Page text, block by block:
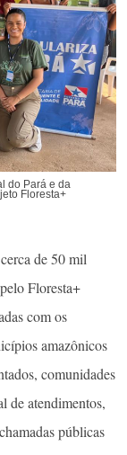
do Pará e da
Floresta+
de 50 mil
Floresta+
com os
amazônicos
comunidades
de atendimentos,
públicas